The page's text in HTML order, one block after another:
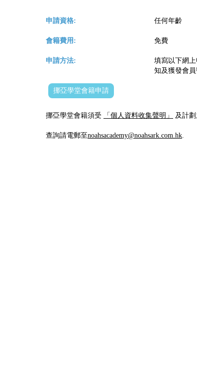
申請資格: 任何年齡
會籍費用: 免費
申請方法:
填寫以下網
知及獲發會員
挪亞學堂會籍申請
挪亞學堂會籍須受 「個人資料收集聲明」 及計
查詢請電郵至noahsacademy@noahsark.com.hk.